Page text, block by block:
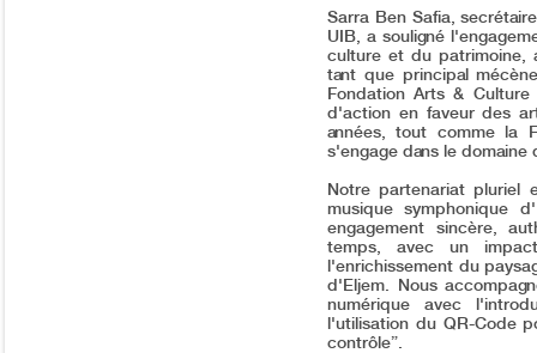
Sarra Ben Safia,
UIB, a souligné
culture et du patrimoine,
tant que principal
Fondation Arts &
d'action en faveur des
années, tout comme la
s'engage dans le domaine
Notre partenariat pluriel
musique symphonique
engagement sincère,
temps, avec un
l'enrichissement du
d'Eljem. Nous
numérique avec
l'utilisation du QR-Code
contrôle”.